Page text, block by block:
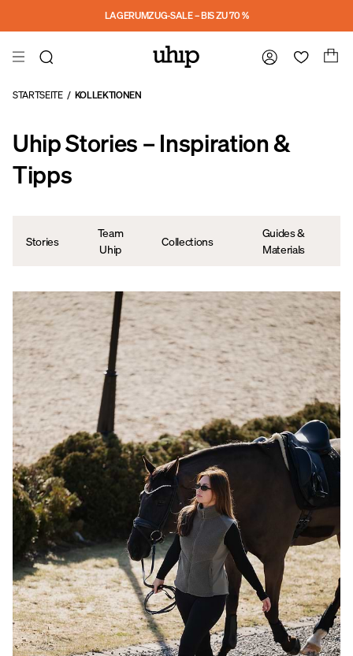
a11y-skip-to-main-contentLAGERUMZUG-SALE – BIS ZU 70 %
STARTSEITE / KOLLEKTIONEN
Uhip Stories – Inspiration &
Tipps
Stories
Team
Uhip
Collections
Guides &
Materials